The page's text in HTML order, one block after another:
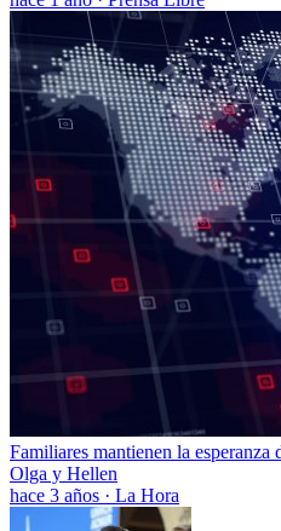
Familiares mantienen la esperanza
Olga y Hellen
hace 3 años · La Hora